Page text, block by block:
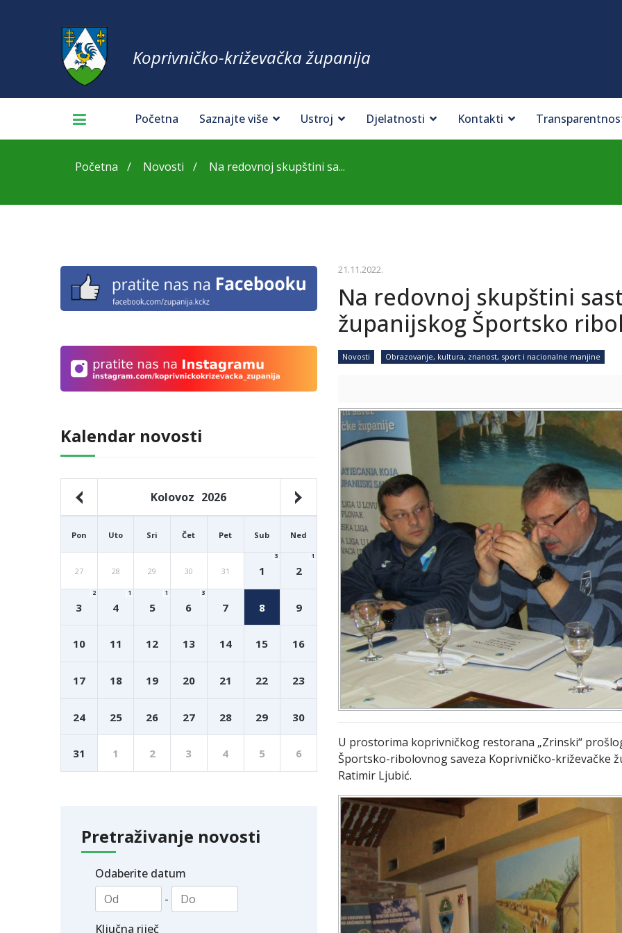
Koprivničko-križevačka županija
Početna Saznajte više Ustroj Djelatnosti Kontakti
Početna Novosti Na redovnoj skupštini sa...
Kalendar novosti
Kolovoz 2026
Pon Uto Sri Čet Pet Sub Ned
27 28 29 30 31 1
3
2
1
3
2
4
1
5
1
6
3
7 8 9
10 11 12 13 14 15 16
17 18 19 20 21 22 23
24 25 26 27 28 29 30
31 1 2 3 4 5 6
Pretraživanje novosti
Odaberite datum
-
Ključna riječ
21.11.2022.
Na redovnoj skupštini
županijskog Športsko
Novosti Obrazovanje, kultura, znanost, sport i nacionalne manjine
U prostorima koprivničkog restorana „Zrinski“
Športsko-ribolovnog saveza Koprivničko-križevačke
Ratimir Ljubić.